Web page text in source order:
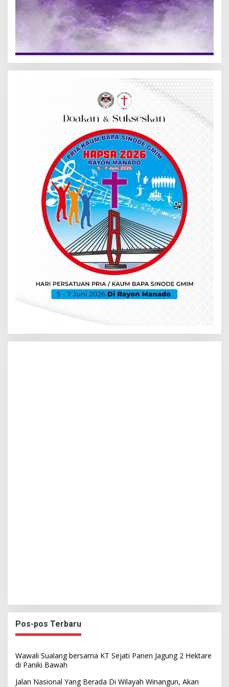
Pos-pos Terbaru
Wawali Sualang bersama KT Sejati Panen Jagung 2 Hektare
di Paniki Bawah
Jalan Nasional Yang Berada Di Wilayah Winangun, Akan